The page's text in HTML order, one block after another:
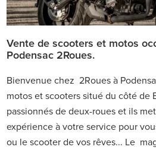
Vente de scooters et motos
Podensac 2Roues.
Bienvenue chez 2Roues à
motos et scooters situé du côté de
passionnés de deux-roues et ils
expérience à votre service pour
ou le scooter de vos rêves... Le